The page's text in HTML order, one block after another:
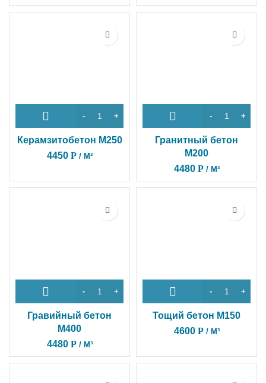
Керамзитобетон M250
4450 Р / М³
Гранитный бетон
М200
4480 Р / М³
Гравийный бетон
М400
4480 Р / М³
Тощий бетон М150
4600 Р / М³